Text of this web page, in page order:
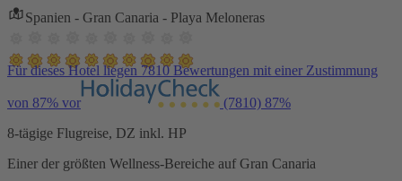
Spanien - Gran Canaria - Playa Meloneras
Für dieses Hotel liegen 7810 Bewertungen mit einer Zustimmung
von 87% vor (7810) 87%
8-tägige Flugreise, DZ inkl. HP
Einer der größten Wellness-Bereiche auf Gran Canaria